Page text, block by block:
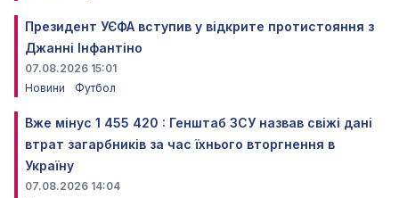
Президент УЄФА вступив у відкрите протистояння з
Джанні Інфантіно
07.08.2026 15:01
Новини
Футбол
Вже мінус 1 455 420 : Генштаб ЗСУ назвав свіжі дані
втрат загарбників за час їхнього вторгнення в
Україну
07.08.2026 14:04